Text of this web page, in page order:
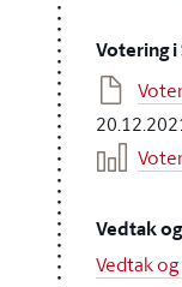
Votering
Vedtak
Vedtak